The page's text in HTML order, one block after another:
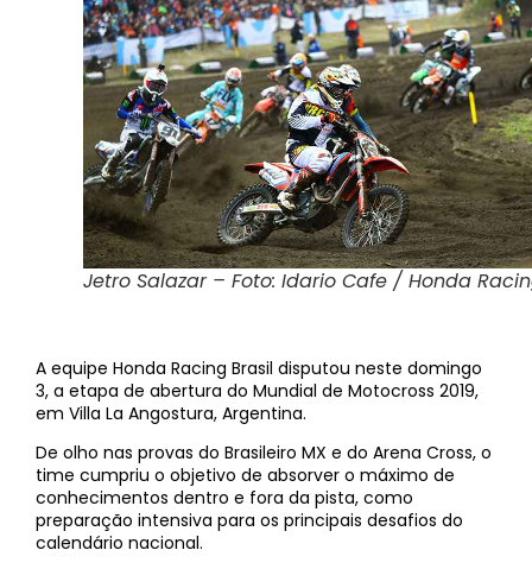
Jetro Salazar – Foto: Idario Cafe / Honda
A equipe Honda Racing Brasil disputou neste domingo
3, a etapa de abertura do Mundial de Motocross 2019,
em Villa La Angostura, Argentina.
De olho nas provas do Brasileiro MX e do Arena Cross, o
time cumpriu o objetivo de absorver o máximo de
conhecimentos dentro e fora da pista, como
preparação intensiva para os principais desafios do
calendário nacional.